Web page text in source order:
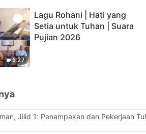
6:27
Lagu Rohani | Hati yang
Setia untuk Tuhan | Suara
Pujian 2026
Jilid 1: Penampakan dan Pekerjaan